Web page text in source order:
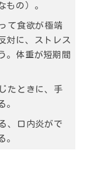
もの）。
て食欲が極端
対に、ストレス
。体重が短期間
たときに、手
。
、口内炎がで
。